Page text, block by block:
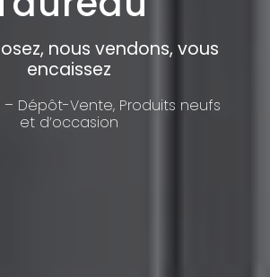
nous vendons, vous
encaissez
Dépôt-Vente, Produits neufs
et d’occasion